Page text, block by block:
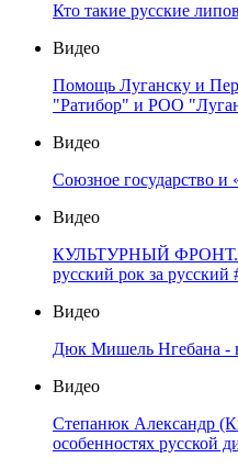
Кто такие русские
Видео
Помощь Луганску и
"Ратибор" и РОО
Видео
Союзное государство и
Видео
КУЛЬТУРНЫЙ ФРОНТ.
русский рок за русский
Видео
Дюк Мишель Нгебана -
Видео
Степанюк Александр
особенностях русской